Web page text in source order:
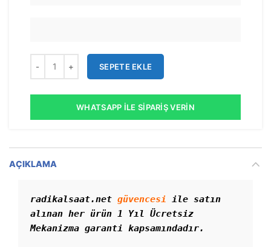
SEPETE EKLE
WHATSAPP İLE SIPARIŞ VERIN
AÇIKLAMA
radikalsaat.net güvencesi ile satın
alınan her ürün 1 Yıl Ücretsiz
Mekanizma garanti kapsamındadır.